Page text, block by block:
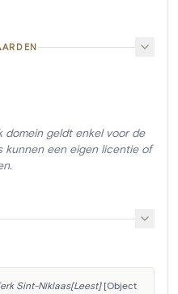
domein geldt enkel voor de
kunnen een eigen licentie of
Sint-Niklaas[Leest] [Object